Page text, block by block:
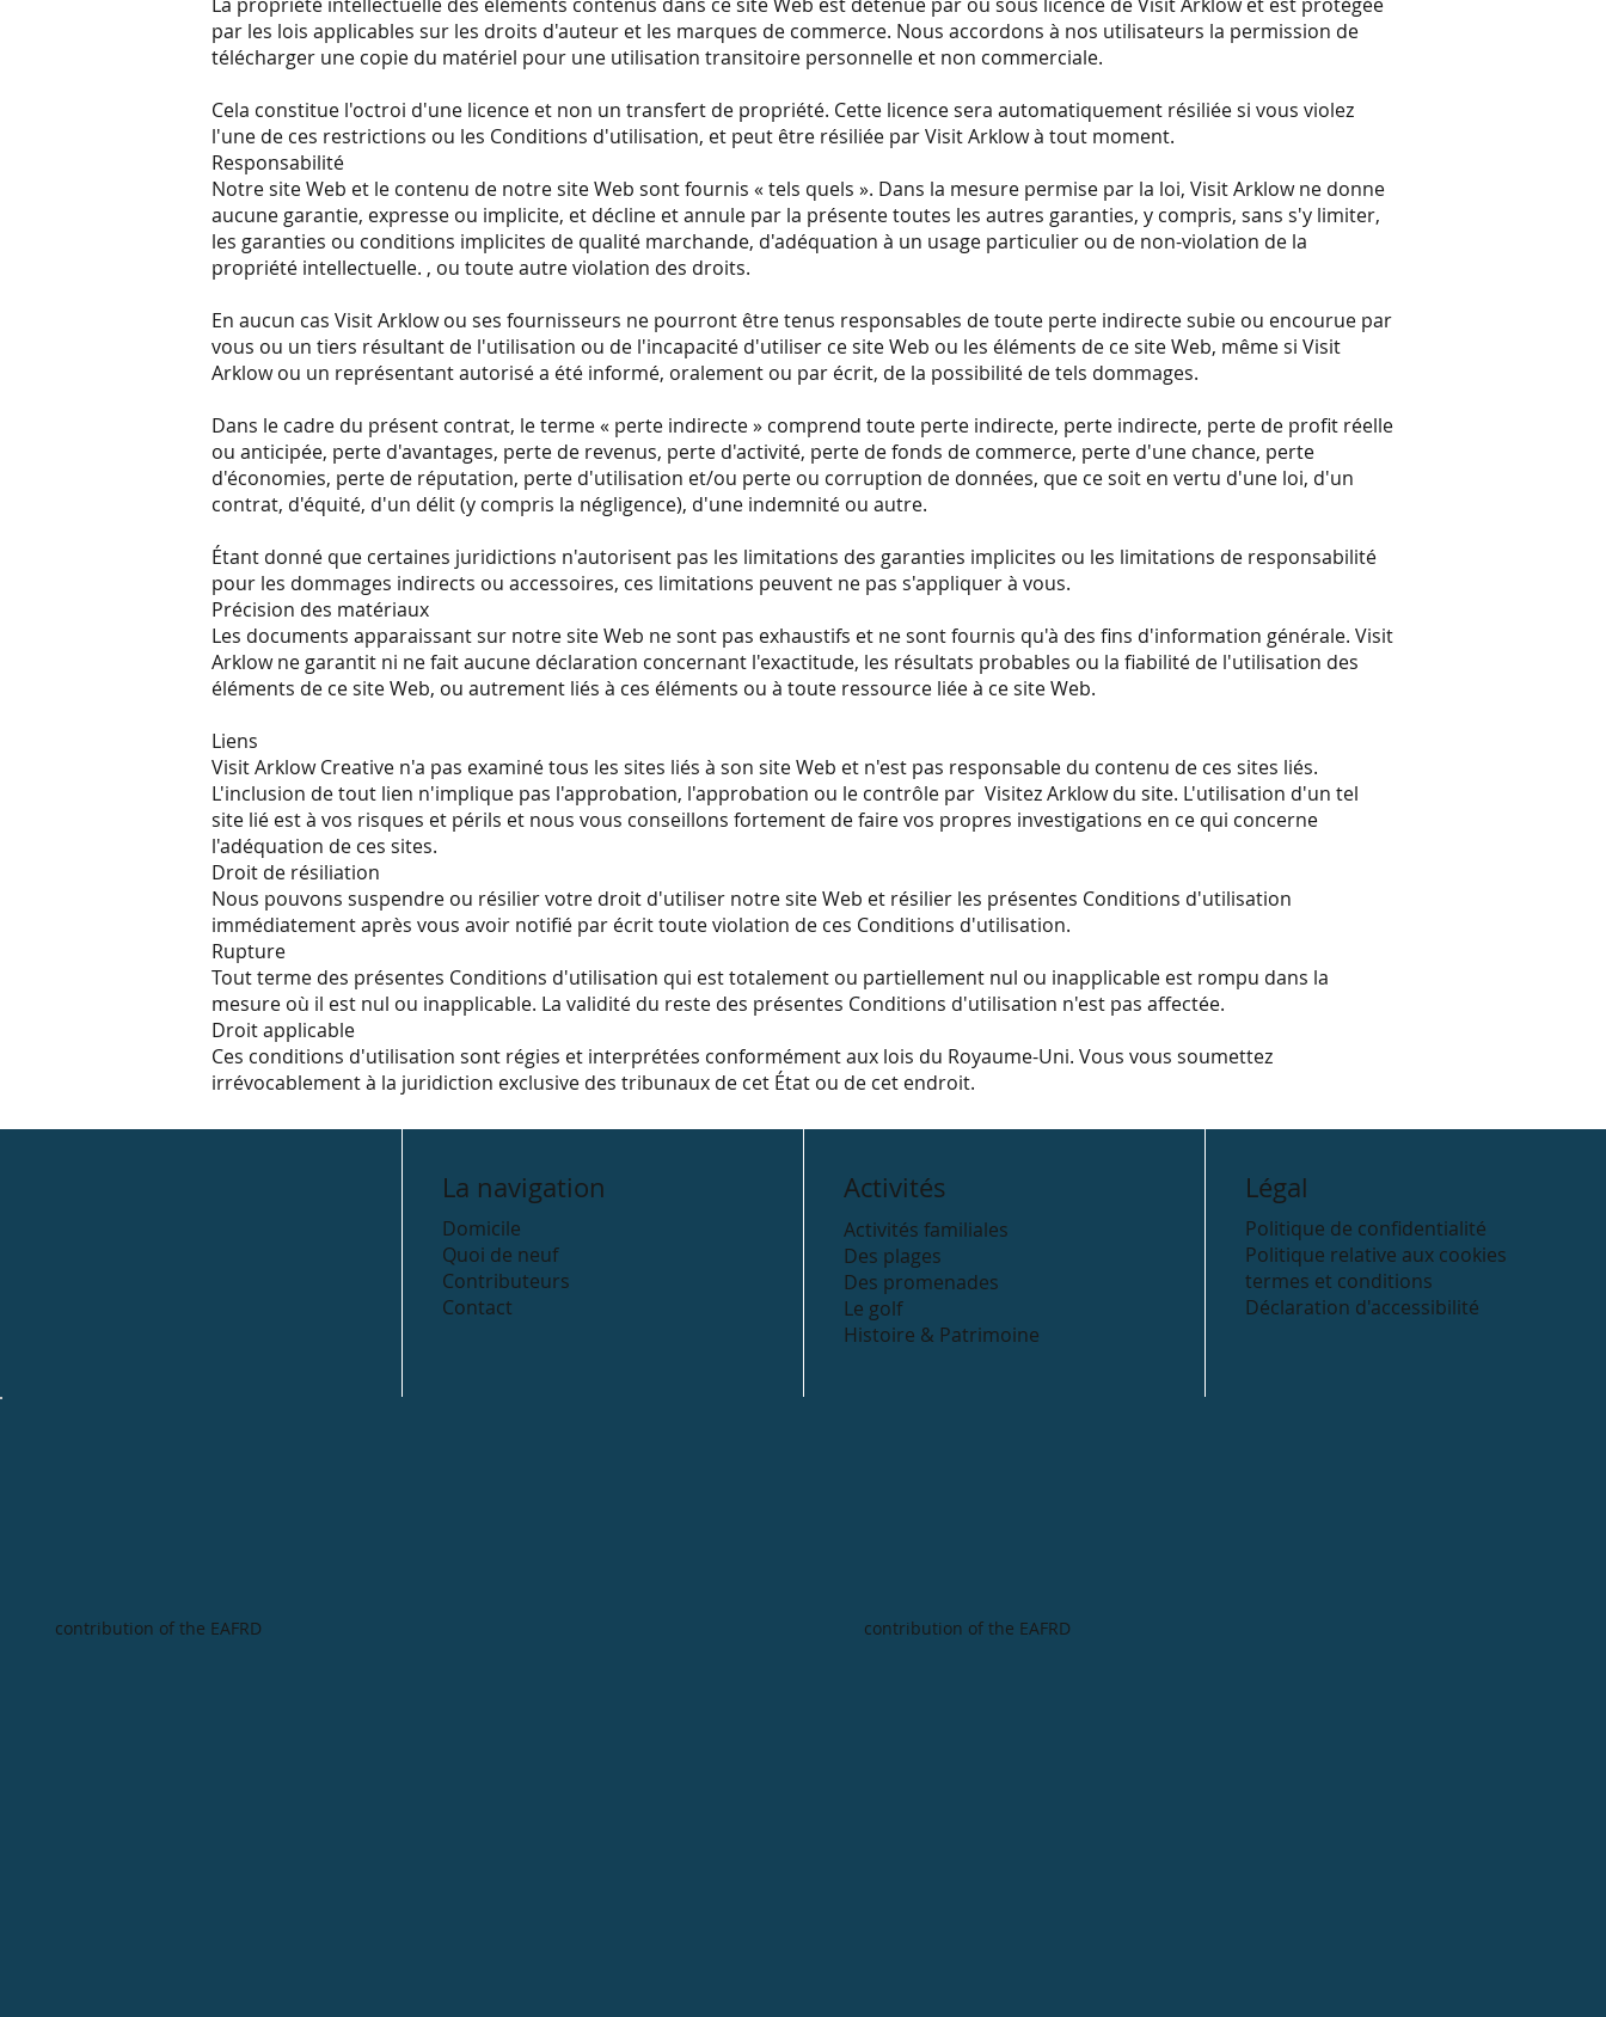
par les lois applicables sur les droits d'auteur et les marques de commerce. Nous accordons à nos utilisateurs la permission de
télécharger une copie du matériel pour une utilisation transitoire personnelle et non commerciale.
Cela constitue l'octroi d'une licence et non un transfert de propriété. Cette licence sera automatiquement résiliée si vous violez
l'une de ces restrictions ou les Conditions d'utilisation, et peut être résiliée par Visit Arklow à tout moment.
Responsabilité
Notre site Web et le contenu de notre site Web sont fournis « tels quels ». Dans la mesure permise par la loi, Visit Arklow ne donne
aucune garantie, expresse ou implicite, et décline et annule par la présente toutes les autres garanties, y compris, sans s'y limiter,
les garanties ou conditions implicites de qualité marchande, d'adéquation à un usage particulier ou de non-violation de la
propriété intellectuelle. , ou toute autre violation des droits.
En aucun cas Visit Arklow ou ses fournisseurs ne pourront être tenus responsables de toute perte indirecte subie ou encourue par
vous ou un tiers résultant de l'utilisation ou de l'incapacité d'utiliser ce site Web ou les éléments de ce site Web, même si Visit
Arklow ou un représentant autorisé a été informé, oralement ou par écrit, de la possibilité de tels dommages.
Dans le cadre du présent contrat, le terme « perte indirecte » comprend toute perte indirecte, perte indirecte, perte de profit réelle
ou anticipée, perte d'avantages, perte de revenus, perte d'activité, perte de fonds de commerce, perte d'une chance, perte
d'économies, perte de réputation, perte d'utilisation et/ou perte ou corruption de données, que ce soit en vertu d'une loi, d'un
contrat, d'équité, d'un délit (y compris la négligence), d'une indemnité ou autre.
Étant donné que certaines juridictions n'autorisent pas les limitations des garanties implicites ou les limitations de responsabilité
pour les dommages indirects ou accessoires, ces limitations peuvent ne pas s'appliquer à vous.
Précision des matériaux
Les documents apparaissant sur notre site Web ne sont pas exhaustifs et ne sont fournis qu'à des fins d'information générale. Visit
Arklow ne garantit ni ne fait aucune déclaration concernant l'exactitude, les résultats probables ou la fiabilité de l'utilisation des
éléments de ce site Web, ou autrement liés à ces éléments ou à toute ressource liée à ce site Web.
Liens
Visit Arklow Creative n'a pas examiné tous les sites liés à son site Web et n'est pas responsable du contenu de ces sites liés.
L'inclusion de tout lien n'implique pas l'approbation, l'approbation ou le contrôle par Visitez Arklow du site. L'utilisation d'un tel
site lié est à vos risques et périls et nous vous conseillons fortement de faire vos propres investigations en ce qui concerne
l'adéquation de ces sites.
Droit de résiliation
Nous pouvons suspendre ou résilier votre droit d'utiliser notre site Web et résilier les présentes Conditions d'utilisation
immédiatement après vous avoir notifié par écrit toute violation de ces Conditions d'utilisation.
Rupture
Tout terme des présentes Conditions d'utilisation qui est totalement ou partiellement nul ou inapplicable est rompu dans la
mesure où il est nul ou inapplicable. La validité du reste des présentes Conditions d'utilisation n'est pas affectée.
Droit applicable
Ces conditions d'utilisation sont régies et interprétées conformément aux lois du Royaume-Uni. Vous vous soumettez
irrévocablement à la juridiction exclusive des tribunaux de cet État ou de cet endroit.
La navigation
Domicile
Quoi de neuf
Contributeurs
Contact
Activités
Activités familiales
Des plages
Des promenades
Le golf
Histoire & Patrimoine
Légal
Politique de confidentialité
Politique relative aux cookies
termes et conditions
Déclaration d'accessibilité
contribution of the EAFRD contribution of the EAFRD